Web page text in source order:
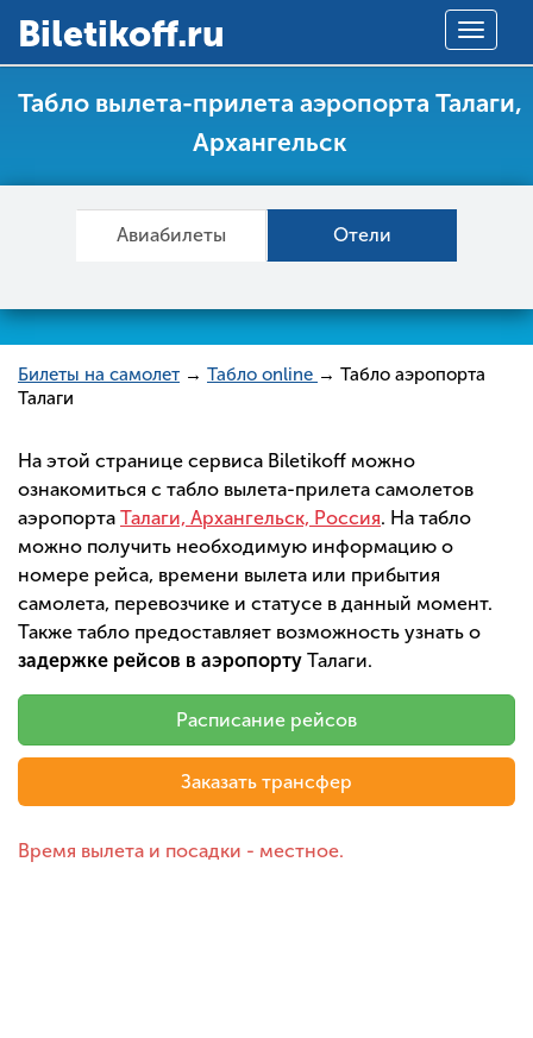
Toggle
Вiletikoff.ru
Табло вылета-прилета аэропорта Талаги,
Архангельск
Авиабилеты Отели
Билеты на самолет → Табло online → Табло аэропорта
Талаги
На этой странице сервиса Biletikoff можно
ознакомиться с табло вылета-прилета самолетов
аэропорта Талаги, Архангельск, Россия. На табло
можно получить необходимую информацию о
номере рейса, времени вылета или прибытия
самолета, перевозчике и статусе в данный момент.
Также табло предоставляет возможность узнать о
задержке рейсов в аэропорту Талаги.
Расписание рейсов
Заказать трансфер
Время вылета и посадки - местное.